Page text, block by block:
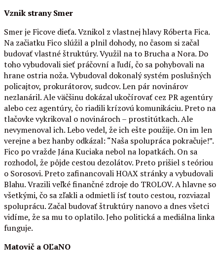
Vznik strany Smer
Smer je Ficove dieťa. Vznikol z vlastnej hlavy Róberta Fica.
Na začiatku Fico slúžil a plnil dohody, no časom si začal
budovať vlastné štruktúry. Využil na to Brucha a Nora. Do
toho vybudovali sieť práčovní a ľudí, čo sa pohybovali na
hrane ostria noža. Vybudoval dokonalý systém poslušných
policajtov, prokurátorov, sudcov. Len pár novinárov
nezlanáril. Ale väčšinu dokázal ukočírovať cez PR agentúry
alebo cez agentúry, čo riadili krízovú komunikáciu. Preto na
tlačovke vykrikoval o novinároch – prostitútkach. Ale
nevymenoval ich. Lebo vedel, že ich ešte použije. On im len
verejne a bez hanby odkázal: “Naša spolupráca pokračuje!”.
Fico po vražde Jána Kuciaka nebol na lopatkách. On sa
rozhodol, že pôjde cestou dezolátov. Preto prišiel s teóriou
o Sorosovi. Preto zafinancovali HOAX stránky a vybudovali
Blahu. Vrazili veľké finančné zdroje do TROLOV. A hlavne so
všetkými, čo sa zľakli a odmietli ísť touto cestou, rozviazal
spoluprácu. Začal budovať štruktúry nanovo a dnes všetci
vidíme, že sa mu to oplatilo. Jeho politická a mediálna linka
funguje.
Matovič a OĽaNO